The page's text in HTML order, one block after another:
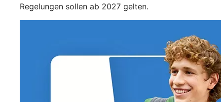
Regelungen sollen ab 2027 gelten.